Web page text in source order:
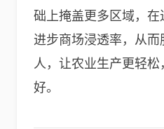
础上掩盖更多区域，
进步商场浸透率，从
人，让农业生产更轻
好。